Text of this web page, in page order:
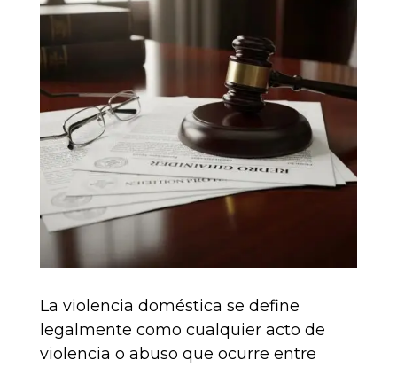
La violencia doméstica se define
legalmente como cualquier acto de
violencia o abuso que ocurre entre